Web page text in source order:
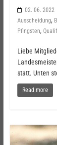
02. 06. 2022
Ausscheidung,
Pfingsten,
Liebe
statt. Unten
Read more